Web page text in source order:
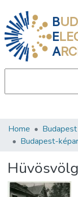
B
E
A
Communities &
Statistics
About us
Home
Budapest-